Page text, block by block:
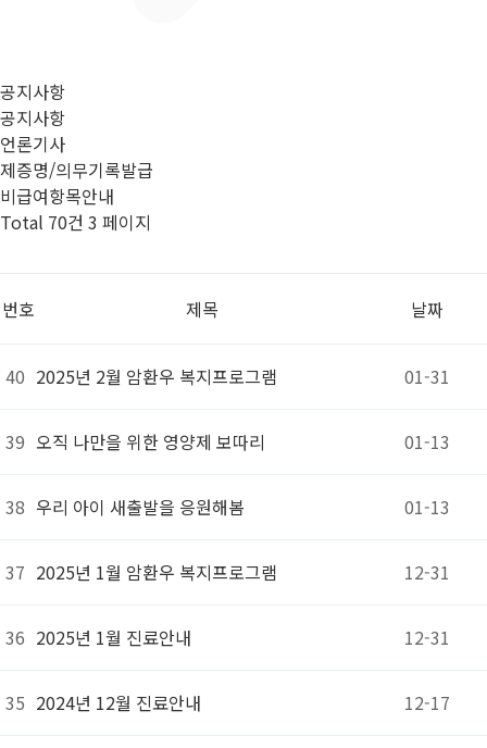
공지사항
공지사항
언론기사
제증명/의무기록발급
비급여항목안내
Total 70건 3 페이지
번호 제목 날짜
40 2025년 2월 암환우 복지프로그램 01-31
39 오직 나만을 위한 영양제 보따리 01-13
38 우리 아이 새출발을 응원해봄 01-13
37 2025년 1월 암환우 복지프로그램 12-31
36 2025년 1월 진료안내 12-31
35 2024년 12월 진료안내 12-17